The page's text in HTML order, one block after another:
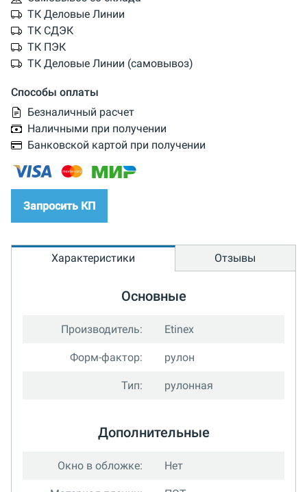
ТК Деловые Линии
ТК СДЭК
ТК ПЭК
ТК Деловые Линии (самовывоз)
Способы оплаты
Безналичный расчет
Наличными при получении
Банковской картой при получении
Запросить КП
Характеристики Отзывы
Основные
Производитель: Etinex
Форм-фактор: рулон
Тип: рулонная
Дополнительные
Окно в обложке: Нет